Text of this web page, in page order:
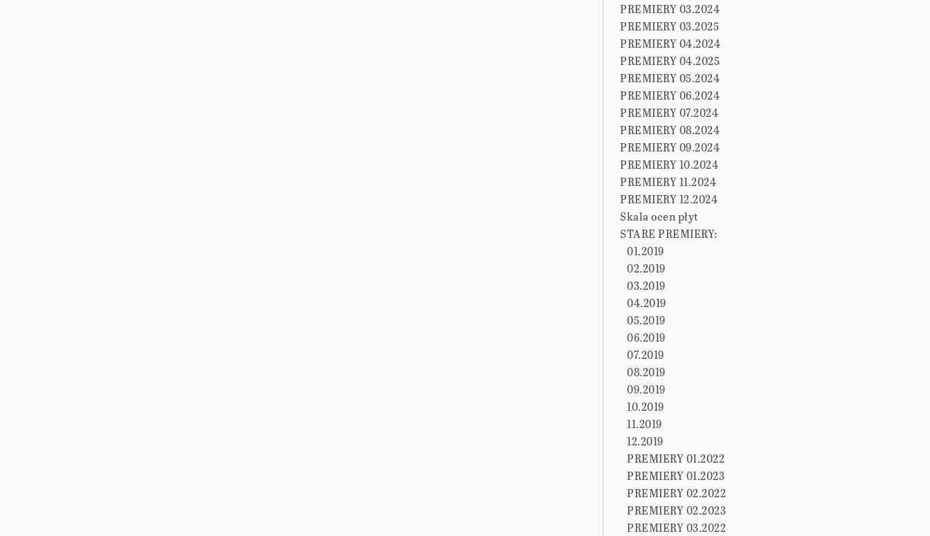
PREMIERY 03.2024
PREMIERY 03.2025
PREMIERY 04.2024
PREMIERY 04.2025
PREMIERY 05.2024
PREMIERY 06.2024
PREMIERY 07.2024
PREMIERY 08.2024
PREMIERY 09.2024
PREMIERY 10.2024
PREMIERY 11.2024
PREMIERY 12.2024
Skala ocen płyt
STARE PREMIERY:
01.2019
02.2019
03.2019
04.2019
05.2019
06.2019
07.2019
08.2019
09.2019
10.2019
11.2019
12.2019
PREMIERY 01.2022
PREMIERY 01.2023
PREMIERY 02.2022
PREMIERY 02.2023
PREMIERY 03.2022